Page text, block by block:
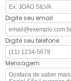
Digite seu email
Digite seu telefone
Mensagem